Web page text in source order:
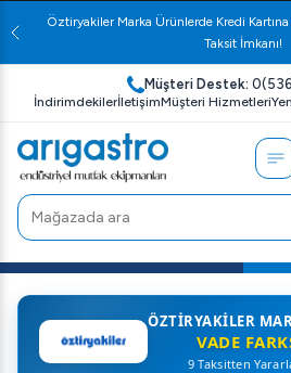
Öztiryakiler Marka Ürünlerde Kredi
Taksit İmkanı!
Müşteri Destek:
İndirimdekilerİletişimMüşteri Hizmetleri
ÖZTIRYAKILER
VADE
9 Taksitten